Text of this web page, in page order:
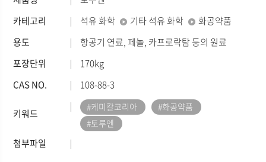
카테고리
석유 화학 기타 석유 화학
화공약품
용도
항공기 연료, 페놀, 카프로락탐 등의 원료
포장단위
170kg
CAS NO.
108-88-3
키워드
#케미칼코리아
#화공약품
#토루엔
첨부파일